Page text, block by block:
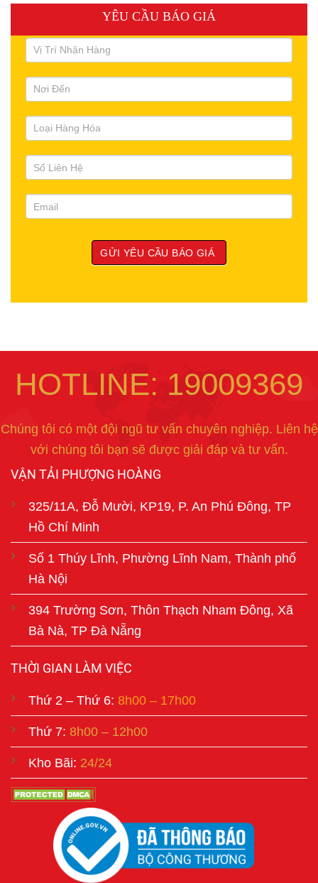
YÊU CẦU BÁO GIÁ
HOTLINE: 19009369
Chúng tôi có một đội ngũ tư vấn chuyên nghiệp. Liên hệ
với chúng tôi bạn sẽ được giải đáp và tư vấn.
VẬN TẢI PHƯỢNG HOÀNG
325/11A, Đỗ Mười, KP19, P. An Phú Đông, TP
Hồ Chí Minh
Số 1 Thúy Lĩnh, Phường Lĩnh Nam, Thành phố
Hà Nội
394 Trường Sơn, Thôn Thạch Nham Đông, Xã
Bà Nà, TP Đà Nẵng
THỜI GIAN LÀM VIỆC
Thứ 2 – Thứ 6: 8h00 – 17h00
Thứ 7: 8h00 – 12h00
Kho Bãi: 24/24